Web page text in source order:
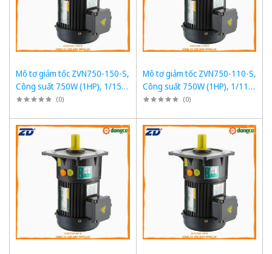
Mô tơ giảm tốc ZVN750-150-S,
Công suất 750W (1HP), 1/150,
Chân đế
(0)
Mô tơ giảm tốc ZVN750-110-S,
Công suất 750W (1HP), 1/110,
Chân đế
(0)